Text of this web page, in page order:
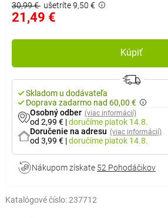
30,99 € ušetríte 9,50 €
21,49 €
Kúpiť
Skladom u dodávateľa
Doprava zadarmo nad 60,00 €
Osobný odber (viac informácií)
od 2,99 € |doručíme piatok 14.8.
Doručenie na adresu (viac informácií)
od 3,99 € |doručíme piatok 14.8.
Nákupom získate 52 Pohodáčikov
Katalógové číslo:237712